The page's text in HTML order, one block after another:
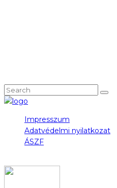
Impresszum
Adatvédelmi nyilatkozat
ÁSZF